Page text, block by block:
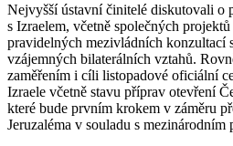
Nejvyšší ústavní činitelé diskutovali o
s Izraelem, včetně společných
pravidelných mezivládních konzultací
vzájemných bilaterálních vztahů.
zaměřením i cíli listopadové oficiální
Izraele včetně stavu příprav otevření
které bude prvním krokem v záměru
Jeruzaléma v souladu s mezinárodním